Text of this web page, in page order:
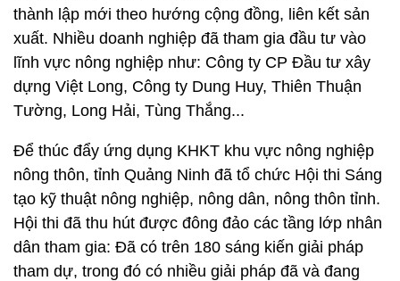
thành lập mới theo hướng cộng đồng, liên kết sản
xuất. Nhiều doanh nghiệp đã tham gia đầu tư vào
lĩnh vực nông nghiệp như: Công ty CP Đầu tư xây
dựng Việt Long, Công ty Dung Huy, Thiên Thuận
Tường, Long Hải, Tùng Thắng...
Để thúc đẩy ứng dụng KHKT khu vực nông nghiệp
nông thôn, tỉnh Quảng Ninh đã tổ chức Hội thi Sáng
tạo kỹ thuật nông nghiệp, nông dân, nông thôn tỉnh.
Hội thi đã thu hút được đông đảo các tầng lớp nhân
dân tham gia: Đã có trên 180 sáng kiến giải pháp
tham dự, trong đó có nhiều giải pháp đã và đang